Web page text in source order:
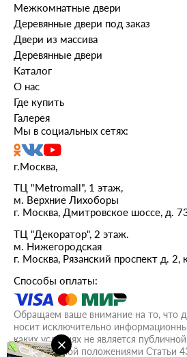
г.Москва,
ТЦ "Metromall", 1 этаж,
м. Верхние Лихоборы
г. Москва, Дмитровское шоссе, д.
ТЦ "Декоратор", 2 этаж.
м. Нижегородская
г. Москва, Рязанский проспект д. 2,
Способы оплаты:
Межкомнатные двери
Деревянные двери под заказ
Двери из массива
Деревянные двери
Каталог
О нас
Где купить
Галерея
Мы в социальных сетях:
Обращаем ваше внимание на то, что
носит исключительно
каких условиях не является
определяемой положениями Статьи